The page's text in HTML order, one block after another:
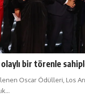
bir törenle
Oscar Ödülleri, Los